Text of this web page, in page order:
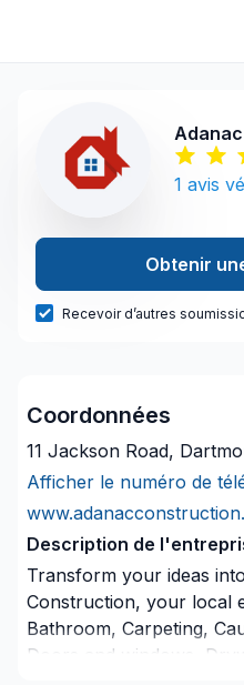
1 avis
Obtenir
Recevoir d’autres
Coordonnées
11 Jackson Road,
Afficher le numéro de
Description de
Transform your ideas
Construction, your local
Bathroom, Carpeting,
Doors and windows,